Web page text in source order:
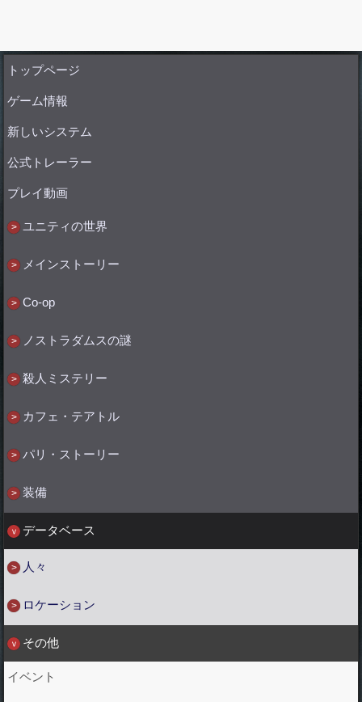
トップページ
ゲーム情報
新しいシステム
公式トレーラー
プレイ動画
ユニティの世界
メインストーリー
Co-op
ノストラダムスの謎
殺人ミステリー
カフェ・テアトル
パリ・ストーリー
装備
データベース
人々
ロケーション
その他
イベント